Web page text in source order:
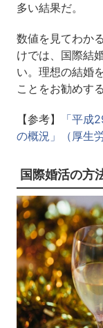
多い結果だ。
数値を見てわか
けでは、国際結
い。理想の結婚
ことをお勧めする
【参考】
「平成
の概況」（厚生労
国際婚活の方